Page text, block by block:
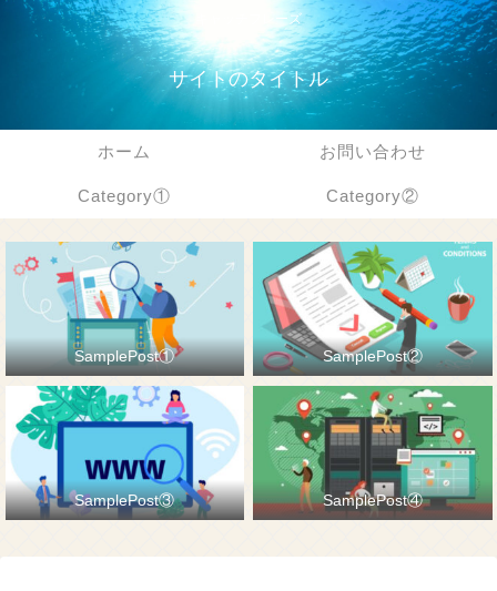
キャッチフレーズ
サイトのタイトル
ホーム お問い合わせ
Category① Category②
SamplePost① SamplePost②
SamplePost③ SamplePost④